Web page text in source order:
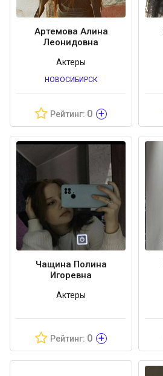
Артемова Алина
Леонидовна
Актеры
НОВОСИБИРСК
Рейтинг: 0 +
Чащина Полина
Игоревна
Актеры
Рейтинг: 0 +